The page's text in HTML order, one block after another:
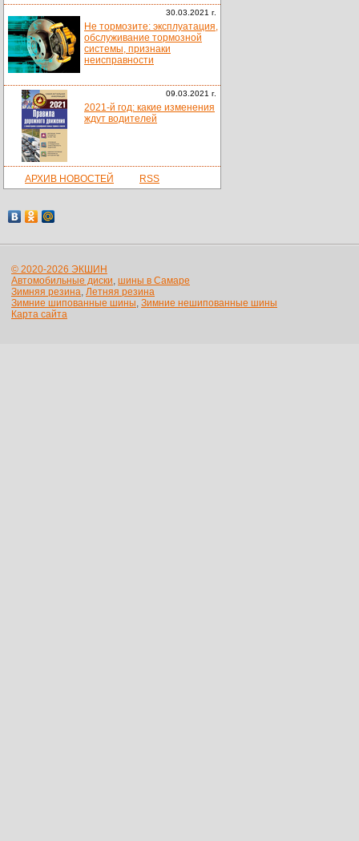
30.03.2021 г.
Не тормозите: эксплуатация,
обслуживание тормозной
системы, признаки
неисправности
09.03.2021 г.
2021-й год: какие изменения
ждут водителей
АРХИВ НОВОСТЕЙ RSS
© 2020-2026 ЭКШИН
Автомобильные диски, шины в Самаре
Зимняя резина, Летняя резина
Зимние шипованные шины, Зимние нешипованные шины
Карта сайта